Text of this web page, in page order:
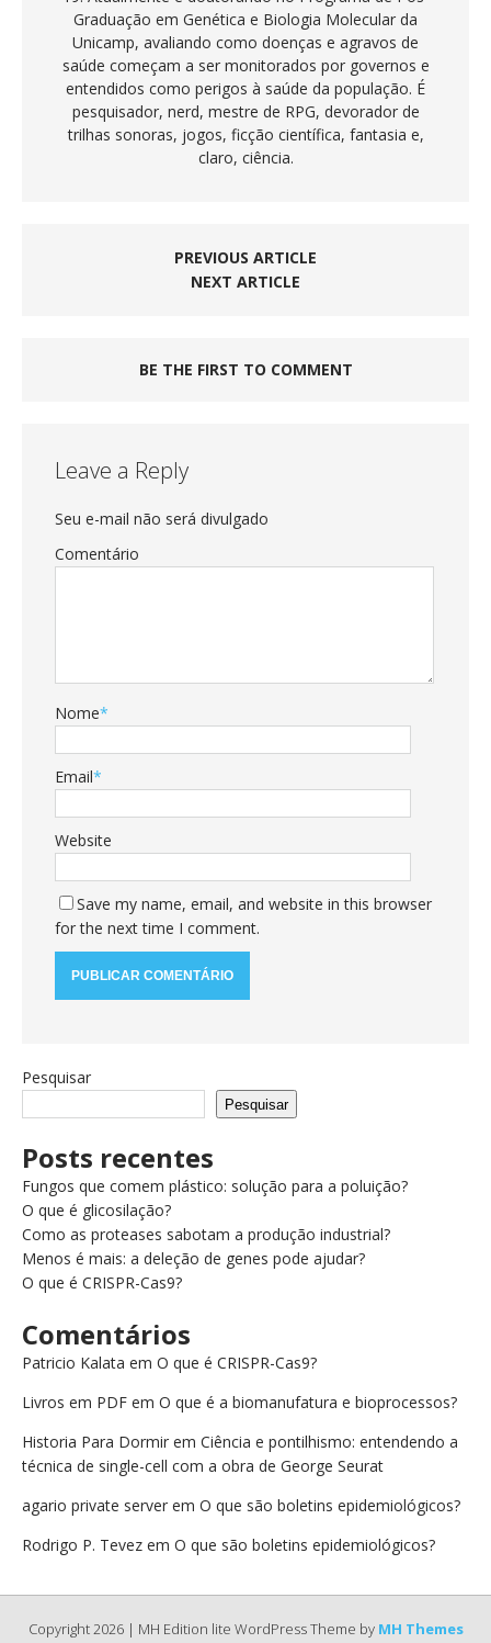
Graduação em Genética e Biologia Molecular da
Unicamp, avaliando como doenças e agravos de
saúde começam a ser monitorados por governos e
entendidos como perigos à saúde da população. É
pesquisador, nerd, mestre de RPG, devorador de
trilhas sonoras, jogos, ficção científica, fantasia e,
claro, ciência.
PREVIOUS ARTICLE
NEXT ARTICLE
BE THE FIRST TO COMMENT
Leave a Reply
Seu e-mail não será divulgado
Comentário
Nome*
Email*
Website
Save my name, email, and website in this browser
for the next time I comment.
Pesquisar
Pesquisar
Posts recentes
Fungos que comem plástico: solução para a poluição?
O que é glicosilação?
Como as proteases sabotam a produção industrial?
Menos é mais: a deleção de genes pode ajudar?
O que é CRISPR-Cas9?
Comentários
Patricio Kalata em O que é CRISPR-Cas9?
Livros em PDF em O que é a biomanufatura e bioprocessos?
Historia Para Dormir em Ciência e pontilhismo: entendendo a
técnica de single-cell com a obra de George Seurat
agario private server em O que são boletins epidemiológicos?
Rodrigo P. Tevez em O que são boletins epidemiológicos?
Copyright 2026 | MH Edition lite WordPress Theme by MH Themes